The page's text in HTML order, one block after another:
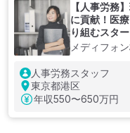
【人事労務
に貢献！医
り組むスタ
メディフォ
人事労務スタッフ
東京都港区
年収550〜650万円